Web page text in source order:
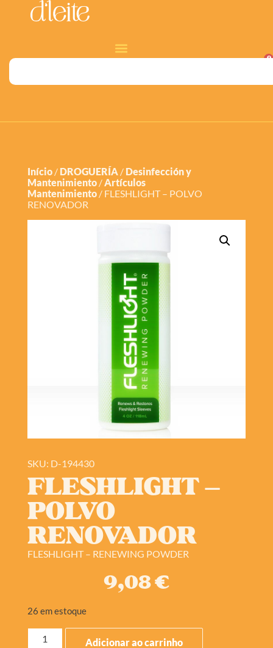
0
Início/ DROGUERÍA / Desinfección y
Mantenimiento/ Artículos
Mantenimiento/ FLESHLIGHT – POLVO
RENOVADOR
SKU: D-194430
FLESHLIGHT –
POLVO
RENOVADOR
FLESHLIGHT – RENEWING POWDER
9,08€
26 em estoque
Adicionar ao carrinho